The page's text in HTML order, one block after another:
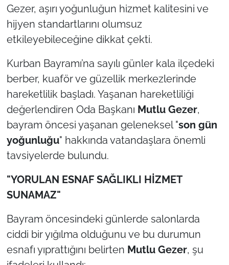
Gezer, aşırı yoğunluğun hizmet kalitesini ve
hijyen standartlarını olumsuz
etkileyebileceğine dikkat çekti.
Kurban Bayramı’na sayılı günler kala ilçedeki
berber, kuaför ve güzellik merkezlerinde
hareketlilik başladı. Yaşanan hareketliliği
değerlendiren Oda Başkanı Mutlu Gezer,
bayram öncesi yaşanan geleneksel "son gün
yoğunluğu" hakkında vatandaşlara önemli
tavsiyelerde bulundu.
"YORULAN ESNAF SAĞLIKLI HİZMET
SUNAMAZ"
Bayram öncesindeki günlerde salonlarda
ciddi bir yığılma olduğunu ve bu durumun
esnafı yıprattığını belirten Mutlu Gezer, şu
Bilim Teknoloji
English News
Canlı Maç
Finans
Gündem-Eğitim